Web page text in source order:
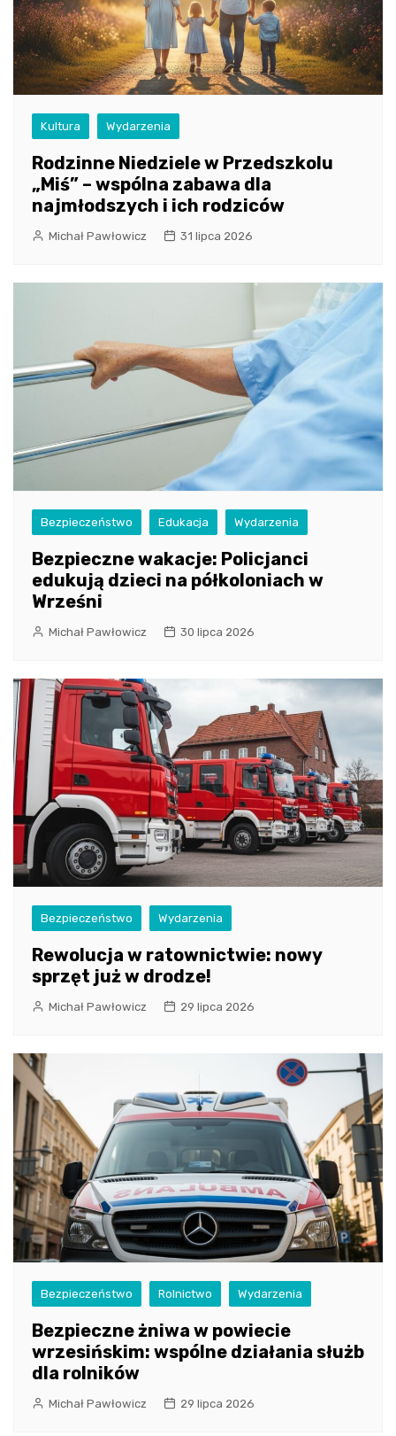
Kultura Wydarzenia
Rodzinne Niedziele w Przedszkolu
„Miś” – wspólna zabawa dla
najmłodszych i ich rodziców
Michał Pawłowicz 31 lipca 2026
Bezpieczeństwo Edukacja Wydarzenia
Bezpieczne wakacje: Policjanci
edukują dzieci na półkoloniach w
Wrześni
Michał Pawłowicz 30 lipca 2026
Bezpieczeństwo Wydarzenia
Rewolucja w ratownictwie: nowy
sprzęt już w drodze!
Michał Pawłowicz 29 lipca 2026
Bezpieczeństwo Rolnictwo Wydarzenia
Bezpieczne żniwa w powiecie
wrzesińskim: wspólne działania służb
dla rolników
Michał Pawłowicz 29 lipca 2026